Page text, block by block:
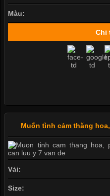
Màu:
Chi
Muốn tình cảm thăng
Vải:
Size: